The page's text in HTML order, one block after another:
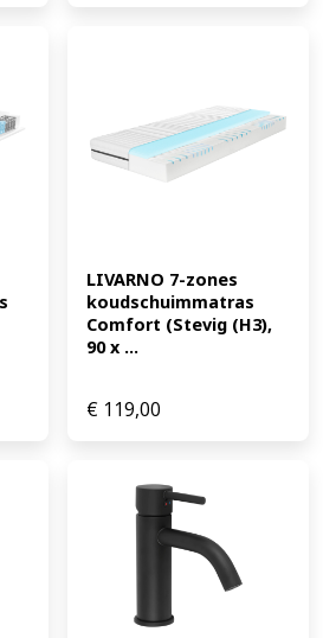
LIVARNO 7-zones
koudschuimmatras
Comfort (Stevig (H3),
90 x ...
€ 119,00